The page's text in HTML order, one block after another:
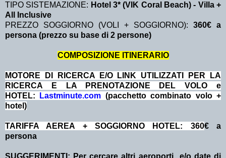
TIPO SISTEMAZIONE: Hotel 3* (VIK Coral Beach) - Villa +
All Inclusive
PREZZO SOGGIORNO (VOLI + SOGGIORNO): 360€ a
persona (prezzo su base di 2 persone)
COMPOSIZIONE ITINERARIO
MOTORE DI RICERCA E/O LINK UTILIZZATI PER LA
RICERCA E LA PRENOTAZIONE DEL VOLO e
HOTEL:
Lastminute.com (pacchetto combinato volo +
hotel)
TARIFFA AEREA + SOGGIORNO HOTEL: 360€ a
persona
SUGGERIMENTI: Per cercare altri aeroporti e/o date di